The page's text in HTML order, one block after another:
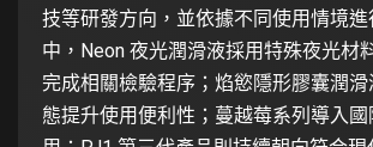
技等研發方向，並依據不同使用情境
中，Neon 夜光潤滑液採用特殊夜光材
完成相關檢驗程序；焰慾隱形膠囊潤
態提升使用便利性；蔓越莓系列導入